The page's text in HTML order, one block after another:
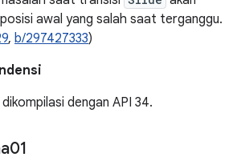
awal yang salah saat terganggu.
, b/297427333)
dengan API 34.